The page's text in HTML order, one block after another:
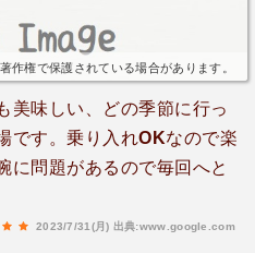
作権で保護されている場合があります。
美味しい、どの季節に行っ
です。乗り入れOKなので楽
に問題があるので毎回へと
2023/7/31(月) 出典:www.google.com